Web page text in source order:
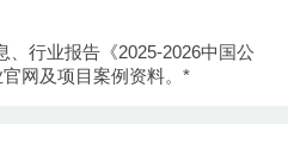
行业报告《2025-2026中国公
网及项目案例资料。*